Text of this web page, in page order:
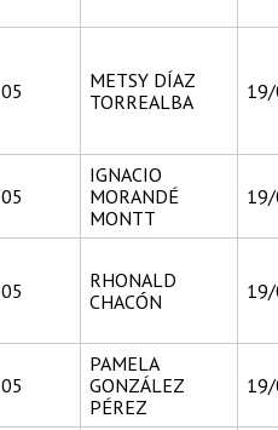
05
METSY DÍAZ
TORREALBA
05
IGNACIO
MORANDÉ
MONTT
05
RHONALD
CHACÓN
05
PAMELA
GONZÁLEZ
PÉREZ